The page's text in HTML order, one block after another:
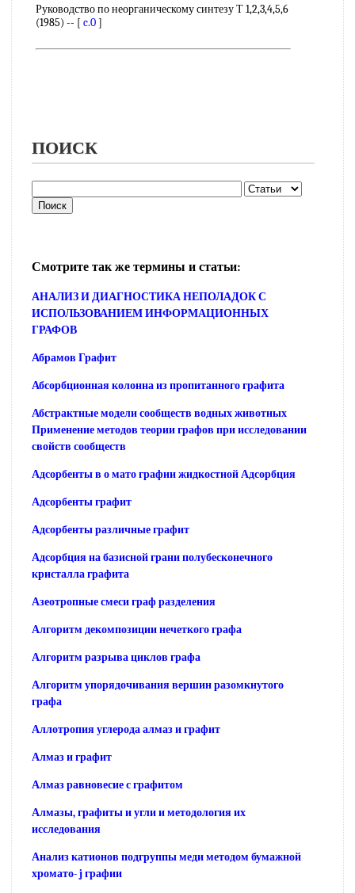
Руководство по неорганическому синтезу Т 1,2,3,4,5,6
(1985) -- [ c.0]
ПОИСК
Смотрите так же термины и статьи:
АНАЛИЗ И ДИАГНОСТИКА НЕПОЛАДОК С
ИСПОЛЬЗОВАНИЕМ ИНФОРМАЦИОННЫХ
ГРАФОВ
Абрамов Графит
Абсорбционная колонна из пропитанного графита
Абстрактные модели сообществ водных животных
Применение методов теории графов при исследовании
свойств сообществ
Адсорбенты в о мато графии жидкостной Адсорбция
Адсорбенты графит
Адсорбенты различные графит
Адсорбция на базисной грани полубесконечного
кристалла графита
Азеотропные смеси граф разделения
Алгоритм декомпозиции нечеткого графа
Алгоритм разрыва циклов графа
Алгоритм упорядочивания вершин разомкнутого
графа
Аллотропия углерода алмаз и графит
Алмаз и графит
Алмаз равновесие с графитом
Алмазы, графиты и угли и методология их
исследования
Анализ катионов подгруппы меди методом бумажной
хромато- j графии